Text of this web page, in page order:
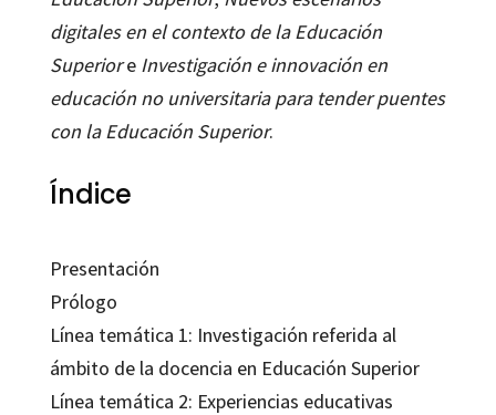
digitales en el contexto de la Educación
Superiore Investigación e innovación en
educación no universitaria para tender puentes
con la Educación Superior.
Índice
Presentación
Prólogo
Línea temática 1: Investigación referida al
ámbito de la docencia en Educación Superior
Línea temática 2: Experiencias educativas